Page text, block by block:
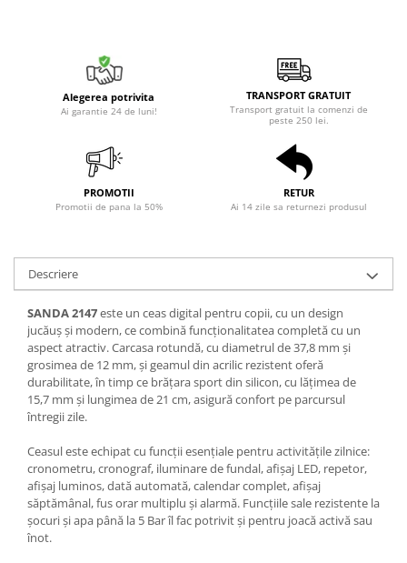
Alegerea potrivita
Ai garantie 24 de luni!
TRANSPORT GRATUIT
Transport gratuit la comenzi de
peste 250 lei.
PROMOTII
Promotii de pana la 50%
RETUR
Ai 14 zile sa returnezi produsul
Descriere
SANDA 2147este un ceas digital pentru copii, cu un design
jucăuș și modern, ce combină funcționalitatea completă cu un
aspect atractiv. Carcasa rotundă, cu diametrul de 37,8 mm și
grosimea de 12 mm, și geamul din acrilic rezistent oferă
durabilitate, în timp ce brățara sport din silicon, cu lățimea de
15,7 mm și lungimea de 21 cm, asigură confort pe parcursul
întregii zile.
Ceasul este echipat cu funcții esențiale pentru activitățile zilnice:
cronometru, cronograf, iluminare de fundal, afișaj LED, repetor,
afișaj luminos, dată automată, calendar complet, afișaj
săptămânal, fus orar multiplu și alarmă. Funcțiile sale rezistente la
șocuri și apa până la 5 Bar îl fac potrivit și pentru joacă activă sau
înot.